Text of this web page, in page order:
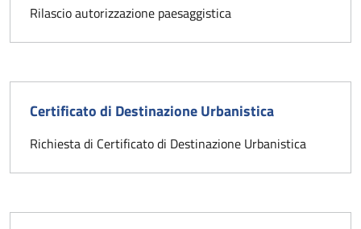
Rilascio autorizzazione paesaggistica
Certificato di Destinazione Urbanistica
Richiesta di Certificato di Destinazione Urbanistica